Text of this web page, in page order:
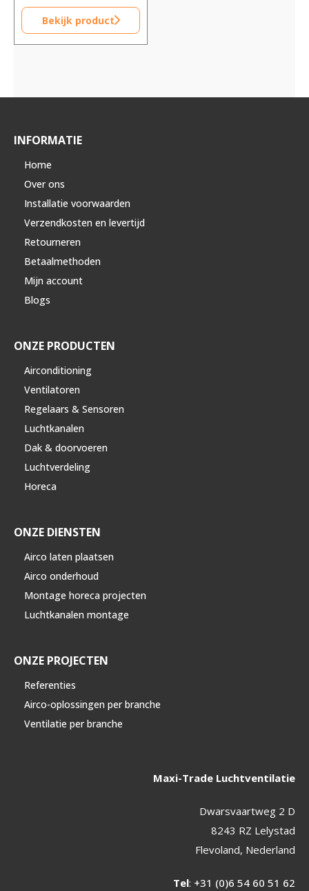
Bekijk product
INFORMATIE
Home
Over ons
Installatie voorwaarden
Verzendkosten en levertijd
Retourneren
Betaalmethoden
Mijn account
Blogs
ONZE PRODUCTEN
Airconditioning
Ventilatoren
Regelaars & Sensoren
Luchtkanalen
Dak & doorvoeren
Luchtverdeling
Horeca
ONZE DIENSTEN
Airco laten plaatsen
Airco onderhoud
Montage horeca projecten
Luchtkanalen montage
ONZE PROJECTEN
Referenties
Airco-oplossingen per branche
Ventilatie per branche
Maxi-Trade Luchtventilatie
Dwarsvaartweg 2 D
8243 RZ Lelystad
Flevoland, Nederland
Tel: +31 (0)6 54 60 51 62